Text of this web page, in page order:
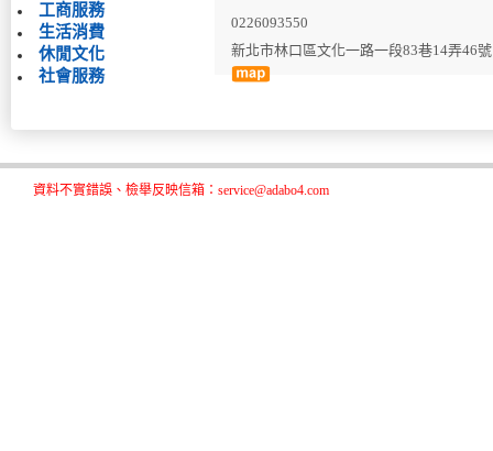
工商服務
生活消費
休閒文化
社會服務
0226093550
新北市林口區文化一路一段83巷14弄46
資料不實錯誤、檢舉反映信箱：service@adabo4.com